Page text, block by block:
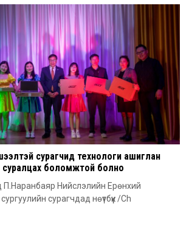
сурагчид технологи ашиглан
суралцах боломжтой болно
П.Наранбаяр Нийслэлийн Ерөнхий
сурагчдад нөүтбүүк /Ch